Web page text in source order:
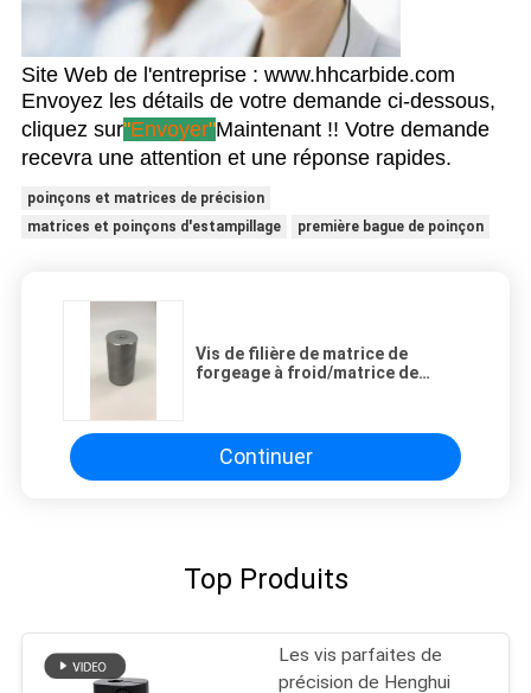
Site Web de l'entreprise : www.hhcarbide.com
Envoyez les détails de votre demande ci-dessous,
cliquez sur"Envoyer"Maintenant !! Votre demande
recevra une attention et une réponse rapides.
poinçons et matrices de précision
matrices et poinçons d'estampillage
première bague de poinçon
Vis de filière de matrice de
forgeage à froid/matrice de
Continuer
Top Produits
Les vis parfaites de
précision de Henghui